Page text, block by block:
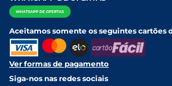
Aceitamos somente os seguintes cartões
Ver formas de pagamento
Siga-nos nas redes sociais